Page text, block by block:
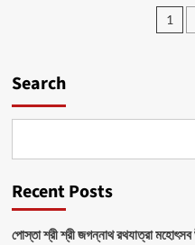
স্বাস্থ্য
শিবির।
1
Search
Recent Posts
পোস্তা শ্রী শ্রী জগন্নাথ রথযাত্রা